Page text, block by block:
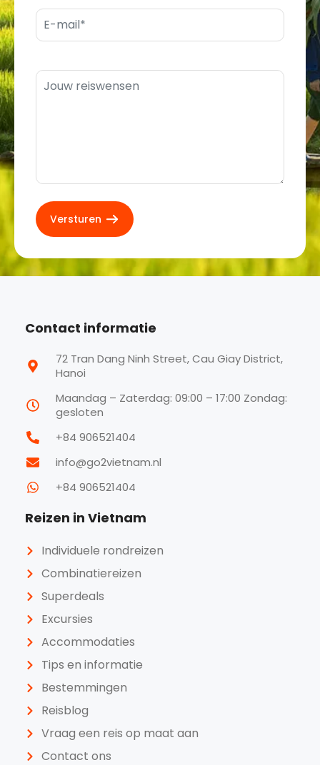
Contact informatie
72 Tran Dang Ninh Street, Cau Giay District,
Hanoi
Maandag – Zaterdag: 09:00 – 17:00 Zondag:
gesloten
+84 906521404
info@go2vietnam.nl
+84 906521404
Reizen in Vietnam
Individuele rondreizen
Combinatiereizen
Superdeals
Excursies
Accommodaties
Tips en informatie
Bestemmingen
Reisblog
Vraag een reis op maat aan
Contact ons